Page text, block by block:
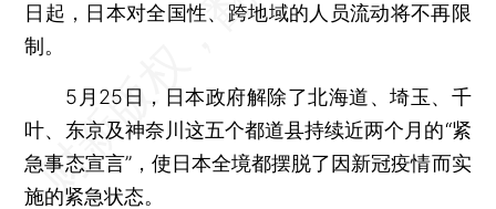
日起，日本对全国性、跨地域的人员流动将不再限
制。
5月25日，日本政府解除了北海道、埼玉、千
叶、东京及神奈川这五个都道县持续近两个月的“紧
急事态宣言”，使日本全境都摆脱了因新冠疫情而实
施的紧急状态。